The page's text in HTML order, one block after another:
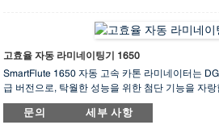
미네이팅 작업이든 이 최첨단 라미네이터는 효율
고효율 자동 라미네이팅기 1650
SmartFlute 1650 자동 고속 카톤 라미네이터는
급 버전으로, 탁월한 성능을 위한 첨단 기능을 자
동 시스템이 적용되어 뛰어난 정확성과 안정적인
기판과 완벽하게 동기화되어 가로 및 세로 방향 모
문의 세부 사항